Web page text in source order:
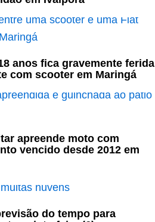
anos fica gravemente ferida
com scooter em Maringá
apreende moto com
vencido desde 2012 em
do tempo para